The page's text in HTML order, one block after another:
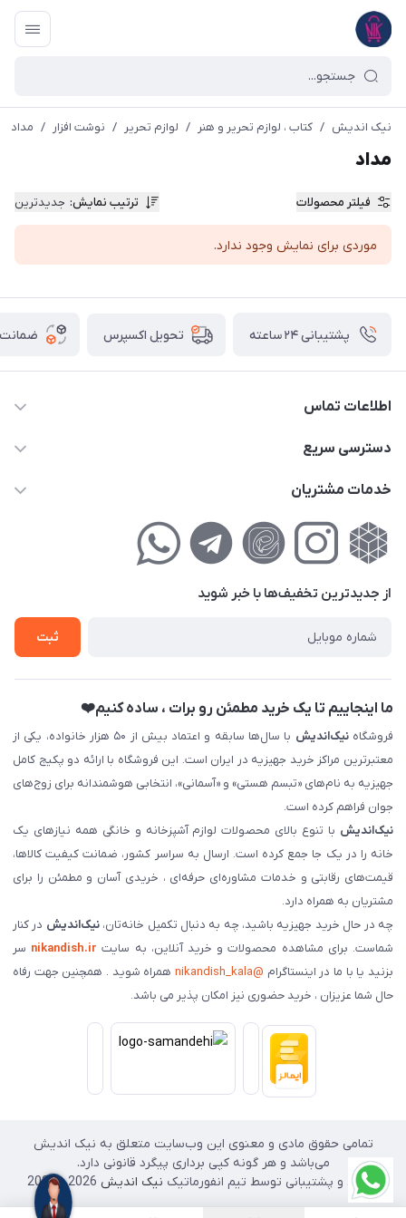
نیک اندیش / کتاب ، لوازم تحریر و هنر / لوازم تحریر / نوشت افزار / مداد
مداد
فیلتر محصولات ترتیب نمایش: جدیدترین
موردی برای نمایش وجود ندارد.
پشتیبانی ۲۴ ساعته تحویل اکسپرس ضمانت
اطلاعات تماس
02177111474
کوچه گلریز 4 غربی ، پلاک 13
دسترسی سریع
حساب کاربری
لیست محصولات
خدمات مشتریان
راهنمای‌خرید‌آنلاین
حریم خصوصی
فروش‌اقساطی
از جدید‌ترین تخفیف‌ها با‌ خبر شوید
ثبت
ما اینجاییم تا یک خرید مطمئن رو برات ، ساده کنیم❤️
فروشگاهنیک‌اندیش
با سال‌ها سابقه و اعتماد بیش از ۵۰ هزار خانواده، یکی از
معتبرترین مراکز خرید جهیزیه در ایران است. این فروشگاه با ارائه دو پکیج کامل
جهیزیه به نام‌های «تبسم هستی» و «آسمانی»، انتخابی هوشمندانه برای زوج‌های
جوان فراهم کرده است.
نیک‌اندیش با تنوع بالای محصولات لوازم آشپزخانه و خانگی همه نیازهای یک
خانه را در یک جا جمع کرده است. ارسال به سراسر کشور، ضمانت کیفیت کالاها،
قیمت‌های رقابتی و خدمات مشاوره‌ای حرفه‌ای ، خریدی آسان و مطمئن را برای
مشتریان به همراه دارد.
چه در حال خرید جهیزیه باشید، چه به دنبال تکمیل خانه‌تان،نیک‌اندیش در کنار
شماست. برای مشاهده محصولات و خرید آنلاین، به سایت nikandish.ir سر
بزنید یا با ما در اینستاگرام @nikandish_kala
همراه شوید . همچنین جهت رفاه
حال شما عزیزان ، خرید حضوری نیز امکان پذیر می باشد.
تمامی حقوق مادی و معنوی این وب‌سایت متعلق به نیک اندیش
می‌باشد و هر گونه کپی برداری پیگرد قانونی دارد.
طراحی و پشتیبانی توسط تیم انفورماتیک نیک اندیش 2026 - 2025